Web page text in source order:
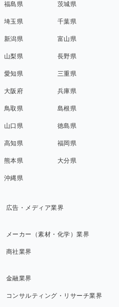
福島県 茨城県
埼玉県 千葉県
新潟県 富山県
山梨県 長野県
愛知県 三重県
大阪府 兵庫県
鳥取県 島根県
山口県 徳島県
高知県 福岡県
熊本県 大分県
沖縄県
広告・メディア業界
メーカー（素材・化学）業界
商社業界
金融業界
コンサルティング・リサーチ業界